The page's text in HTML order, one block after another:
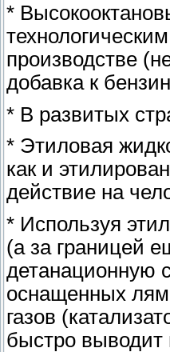
*
производстве
добавка к
* В развитых
* Этиловая
как и
действие на
* Используя
(а за границей
детанационную
оснащенных
газов
быстро выводит